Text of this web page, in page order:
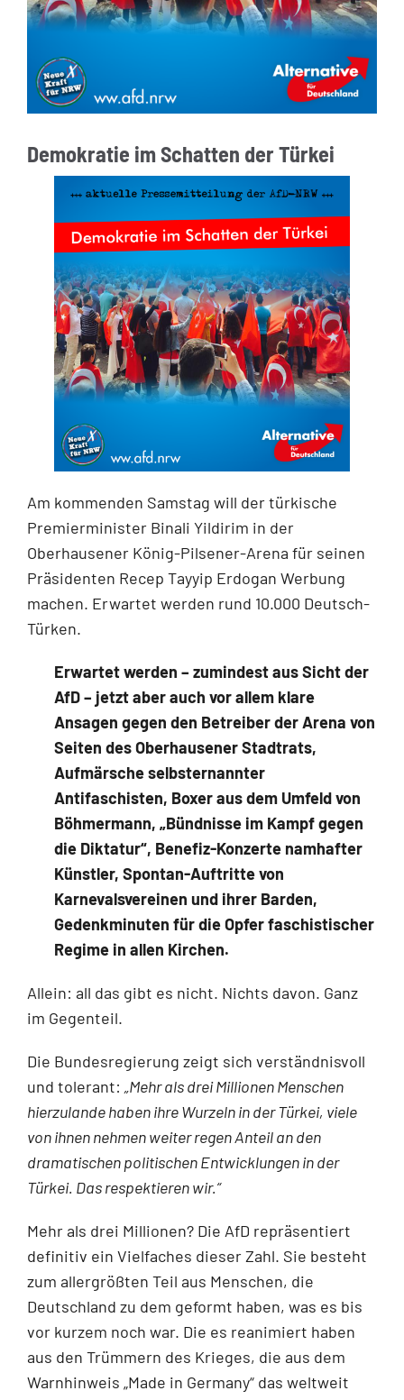
Demokratie im Schatten der Türkei
Am kommenden Samstag will der türkische
Premierminister Binali Yildirim in der
Oberhausener König-Pilsener-Arena für seinen
Präsidenten Recep Tayyip Erdogan Werbung
machen. Erwartet werden rund 10.000 Deutsch-
Türken.
Erwartet werden – zumindest aus Sicht der
AfD – jetzt aber auch vor allem klare
Ansagen gegen den Betreiber der Arena von
Seiten des Oberhausener Stadtrats,
Aufmärsche selbsternannter
Antifaschisten, Boxer aus dem Umfeld von
Böhmermann, „Bündnisse im Kampf gegen
die Diktatur“, Benefiz-Konzerte namhafter
Künstler, Spontan-Auftritte von
Karnevalsvereinen und ihrer Barden,
Gedenkminuten für die Opfer faschistischer
Regime in allen Kirchen.
Allein: all das gibt es nicht. Nichts davon. Ganz
im Gegenteil.
Die Bundesregierung zeigt sich verständnisvoll
und tolerant: „Mehr als drei Millionen Menschen
hierzulande haben ihre Wurzeln in der Türkei, viele
von ihnen nehmen weiter regen Anteil an den
dramatischen politischen Entwicklungen in der
Türkei. Das respektieren wir.“
Mehr als drei Millionen? Die AfD repräsentiert
definitiv ein Vielfaches dieser Zahl. Sie besteht
zum allergrößten Teil aus Menschen, die
Deutschland zu dem geformt haben, was es bis
vor kurzem noch war. Die es reanimiert haben
aus den Trümmern des Krieges, die aus dem
Warnhinweis „Made in Germany“ das weltweit